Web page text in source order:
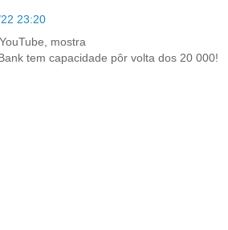
23:20
mostra
tem capacidade pôr volta dos 20 000!